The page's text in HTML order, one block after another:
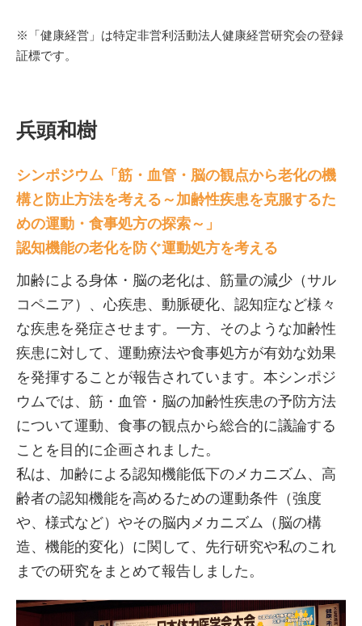
※「健康経営」は特定非営利活動法人健康経営研究会の登録
証標です。
兵頭和樹
シンポジウム「筋・血管・脳の観点から老化の機
構と防止方法を考える～加齢性疾患を克服するた
めの運動・食事処方の探索～」
認知機能の老化を防ぐ運動処方を考える
加齢による身体・脳の老化は、筋量の減少（サル
コペニア）、心疾患、動脈硬化、認知症など様々
な疾患を発症させます。一方、そのような加齢性
疾患に対して、運動療法や食事処方が有効な効果
を発揮することが報告されています。本シンポジ
ウムでは、筋・血管・脳の加齢性疾患の予防方法
について運動、食事の観点から総合的に議論する
ことを目的に企画されました。
私は、加齢による認知機能低下のメカニズム、高
齢者の認知機能を高めるための運動条件（強度
や、様式など）やその脳内メカニズム（脳の構
造、機能的変化）に関して、先行研究や私のこれ
までの研究をまとめて報告しました。